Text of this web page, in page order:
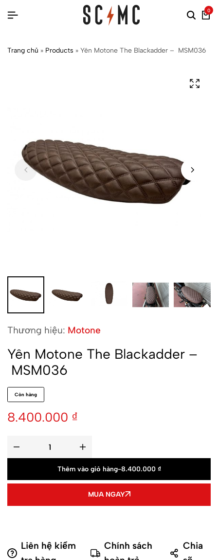
0
Trang chủ » Products » Yên Motone The Blackadder – MSM036
Thương hiệu: Motone
Yên Motone The Blackadder –
MSM036
Còn hàng
8.400.000 ₫
Thêm vào giỏ hàng-8.400.000 ₫
MUA NGAY
Liên hệ kiểm
Chính sách
Chia